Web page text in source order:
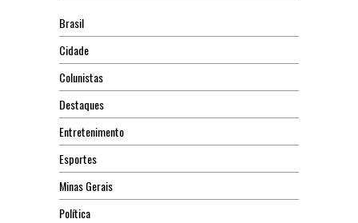
Brasil
Cidade
Colunistas
Destaques
Entretenimento
Esportes
Minas Gerais
Política